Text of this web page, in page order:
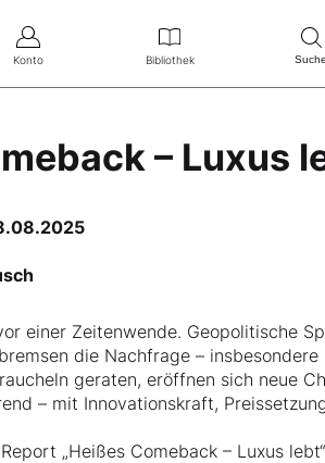
Konto Bibliothek Suche
– Luxus
einer Zeitenwende. Geopolitische
die Nachfrage –
geraten, eröffnen sich neue
– mit Innovationskraft,
„Heißes Comeback – Luxus